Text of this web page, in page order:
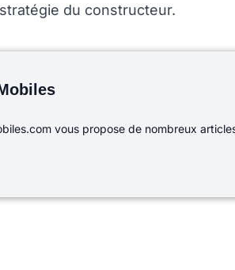
du constructeur.
vous propose de nombreux